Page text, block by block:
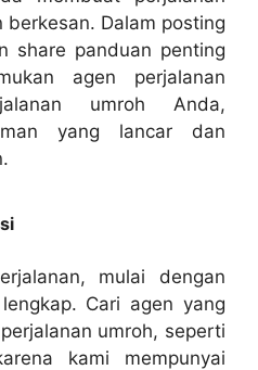
Dalam posting
share panduan penting
agen perjalanan
umroh Anda,
yang lancar dan
mulai dengan
Cari agen yang
umroh, seperti
kami mempunyai